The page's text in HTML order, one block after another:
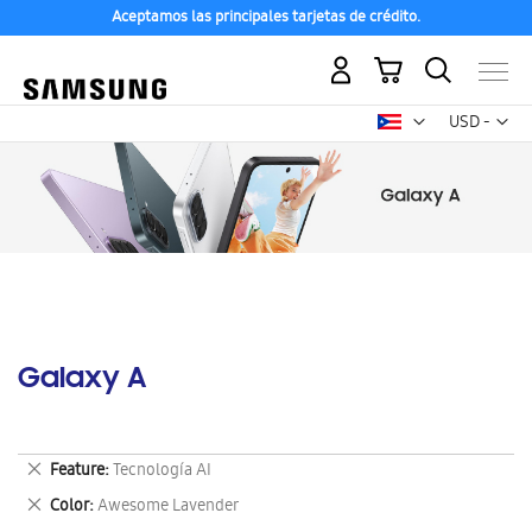
Aceptamos las principales tarjetas de crédito.
USD -
dólar
Mi carrito
Galaxy A
Feature Tecnología AI
Eliminar
este
artículo
Color Awesome Lavender
Eliminar